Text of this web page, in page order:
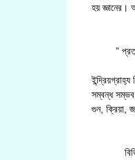
হয় জ্ঞানের।
”
সম্বন্ধ সম্ভব
গুন, ক্রিয়া,
বিভিন্ন